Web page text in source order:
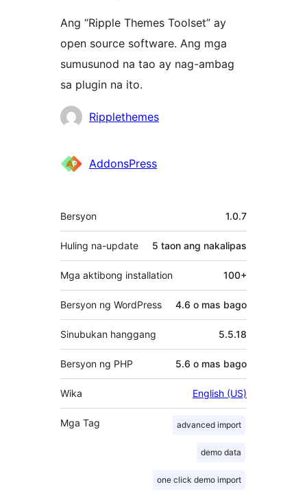
Ang “Ripple Themes Toolset” ay
open source software. Ang mga
sumusunod na tao ay nag-ambag
sa plugin na ito.
Mga Ripplethemes
AddonsPress
Meta
Bersyon 1.0.7
Huling na-update 5 taon ang nakalipas
Mga aktibong installation 100+
Bersyon ng WordPress 4.6 o mas bago
Sinubukan hanggang 5.5.18
Bersyon ng PHP 5.6 o mas bago
Wika English (US)
Mga Tag advanced import
demo data
one click demo import